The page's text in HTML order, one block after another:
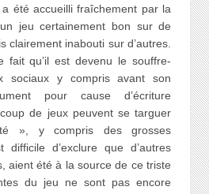
a été accueilli fraîchement par la
jeu certainement bon sur de
clairement inabouti sur d’autres.
fait qu’il est devenu le souffre-
sociaux y compris avant son
pour cause d’écriture
de jeux peuvent se targuer
», y compris des grosses
d’exclure que d’autres
aient été à la source de ce triste
du jeu ne sont pas encore